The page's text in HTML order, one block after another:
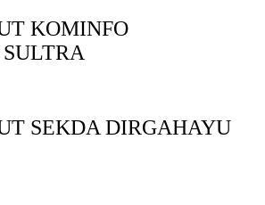
KOMINFO
SEKDA DIRGAHAYU